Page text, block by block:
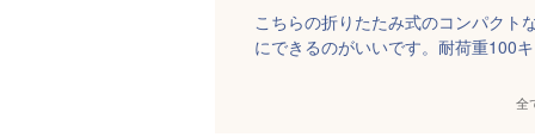
こちらの折りたたみ式のコンパクト
にできるのがいいです。耐荷重100
全